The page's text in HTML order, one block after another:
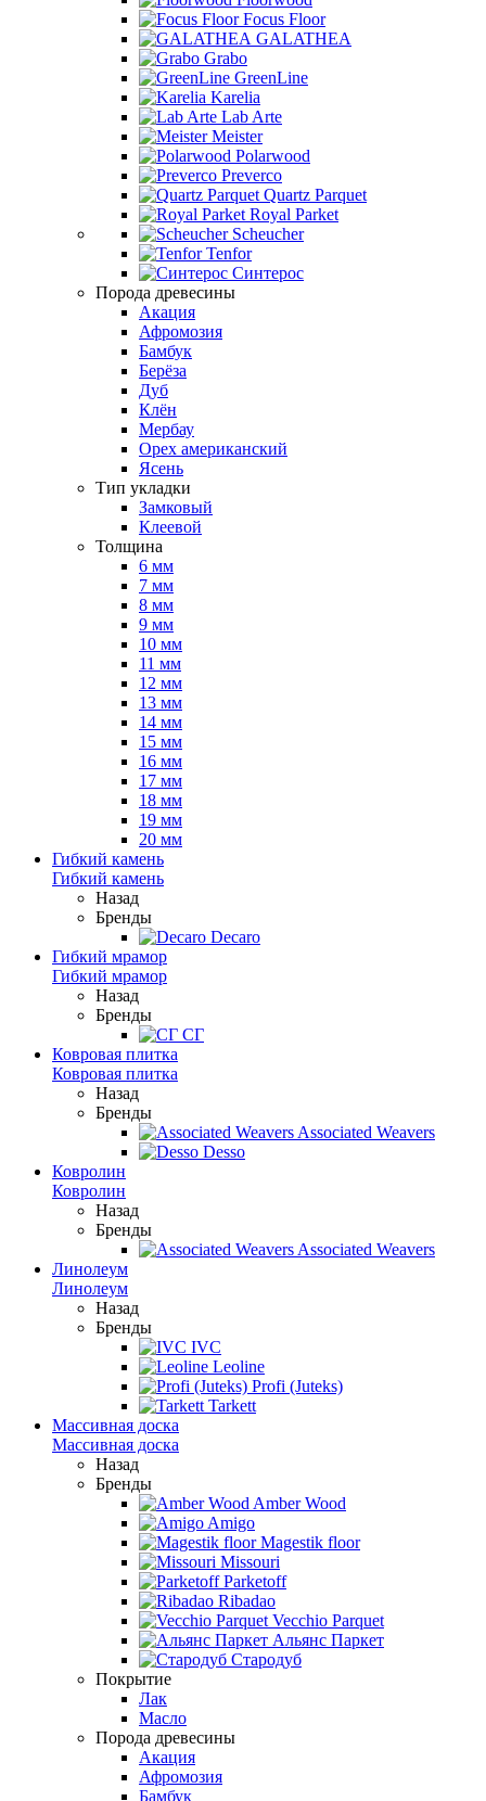
Focus Floor
GALATHEA
Grabo
GreenLine
Karelia
Lab Arte
Meister
Polarwood
Preverco
Quartz Parquet
Royal Parket
Scheucher
Tenfor
Синтерос
Порода древесины
Акация
Афромозия
Бамбук
Берёза
Дуб
Клён
Мербау
Орех американский
Ясень
Тип укладки
Замковый
Клеевой
Толщина
6 мм
7 мм
8 мм
9 мм
10 мм
11 мм
12 мм
13 мм
14 мм
15 мм
16 мм
17 мм
18 мм
19 мм
20 мм
Гибкий камень
Гибкий камень
Назад
Бренды
Decaro
Гибкий мрамор
Гибкий мрамор
Назад
Бренды
СГ
Ковровая плитка
Ковровая плитка
Назад
Бренды
Associated Weavers
Desso
Ковролин
Ковролин
Назад
Бренды
Associated Weavers
Линолеум
Линолеум
Назад
Бренды
IVC
Leoline
Profi (Juteks)
Tarkett
Массивная доска
Массивная доска
Назад
Бренды
Amber Wood
Amigo
Magestik floor
Missouri
Parketoff
Ribadao
Vecchio Parquet
Альянс Паркет
Стародуб
Покрытие
Лак
Масло
Порода древесины
Акация
Афромозия
Бамбук